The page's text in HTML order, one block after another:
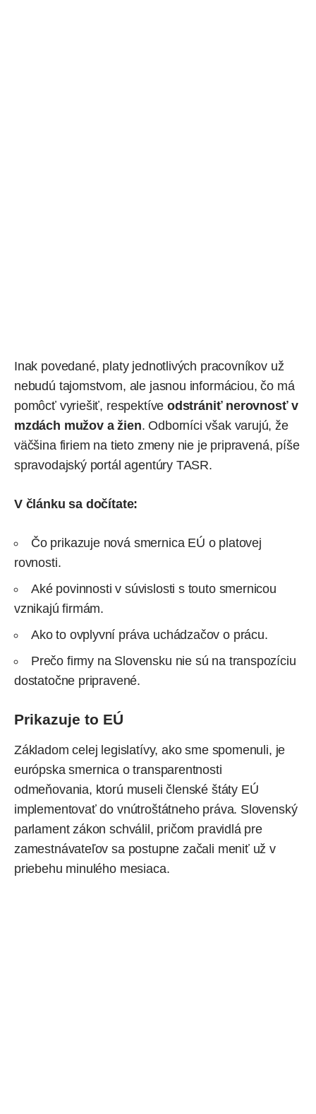
Inak povedané, platy jednotlivých pracovníkov už
nebudú tajomstvom, ale jasnou informáciou, čo má
pomôcť vyriešiť, respektíve odstrániť nerovnosť v
mzdách mužov a žien. Odborníci však varujú, že
väčšina firiem na tieto zmeny nie je pripravená, píše
spravodajský portál agentúry TASR.
V článku sa dočítate:
Čo prikazuje nová smernica EÚ o platovej
rovnosti.
Aké povinnosti v súvislosti s touto smernicou
vznikajú firmám.
Ako to ovplyvní práva uchádzačov o prácu.
Prečo firmy na Slovensku nie sú na transpozíciu
dostatočne pripravené.
Prikazuje to EÚ
Základom celej legislatívy, ako sme spomenuli, je
európska smernica o transparentnosti
odmeňovania, ktorú museli členské štáty EÚ
implementovať do vnútroštátneho práva. Slovenský
parlament zákon schválil, pričom pravidlá pre
zamestnávateľov sa postupne začali meniť už v
priebehu minulého mesiaca.